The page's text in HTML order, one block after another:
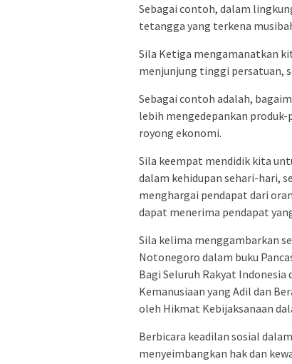
Sebagai contoh, dalam
tetangga yang terkena
Sila Ketiga mengamanatkan
menjunjung tinggi persatuan,
Sebagai contoh adalah,
lebih mengedepankan
royong ekonomi.
Sila keempat mendidik kita
dalam kehidupan sehari-hari,
menghargai pendapat dari
dapat menerima pendapat
Sila kelima menggambarkan
Notonegoro dalam buku
Bagi Seluruh Rakyat Indonesia
Kemanusiaan yang Adil dan
oleh Hikmat Kebijaksanaan
Berbicara keadilan sosial
menyeimbangkan hak dan